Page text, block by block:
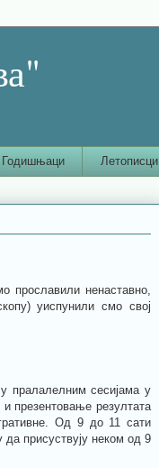
Годишњаци Летописци
прославили ненаставно,
уиспунили смо свој
пралалелним сесијама у
презентовање резултата
Од 9 до 11 сати
присуствују неком од 9